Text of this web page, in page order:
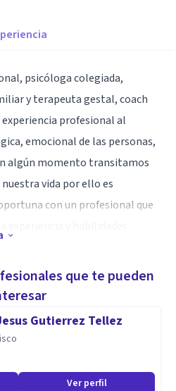
psicóloga colegiada,
y terapeuta gestal, coach
profesional al
emocional de las personas,
algún momento transitamos
vida por ello es
con un profesional que
al paciente devolverle su
empática, vasta experiencia
que te pueden
Gutierrez Tellez
Ver perfil